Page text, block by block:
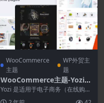
WooCommerce
主题
WP外贸主
题
WooCommerce主题-Yozi
2.0.54–多功能电子产品Woo
Commerce WordPress主题
Yozi 是适用于电子商务（在线购
物）、市场、多个供应商的现代而